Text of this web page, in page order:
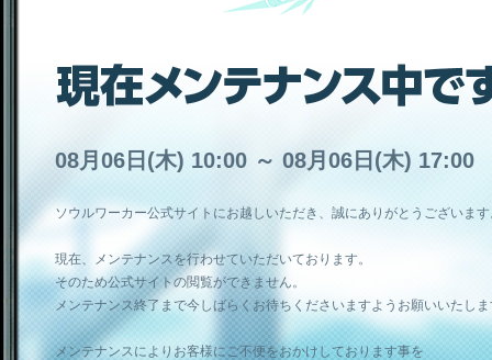
08月06日(木) 10:00 ～ 08月06日(木) 17:00
ソウルワーカー公式サイトにお越しいただき、誠にありがとうございま
現在、メンテナンスを行わせていただいております。
そのため公式サイトの閲覧ができません。
メンテナンス終了まで今しばらくお待ちくださいますようお願いいたし
メンテナンスによりお客様にご不便をおかけしております事を